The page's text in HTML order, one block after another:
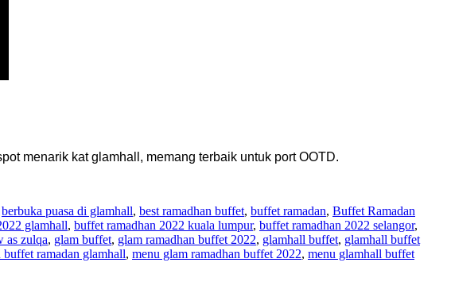
menarik kat glamhall, memang terbaik untuk port OOTD.
berbuka puasa di glamhall, best ramadhan buffet, buffet ramadan, Buffet Ramadan
glamhall, buffet ramadhan 2022 kuala lumpur, buffet ramadhan 2022 selangor,
as zulqa, glam buffet, glam ramadhan buffet 2022, glamhall buffet, glamhall buffet
buffet ramadan glamhall, menu glam ramadhan buffet 2022, menu glamhall buffet